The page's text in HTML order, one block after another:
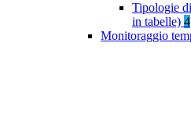
Tipologie
in tabelle) 4
Monitoraggio